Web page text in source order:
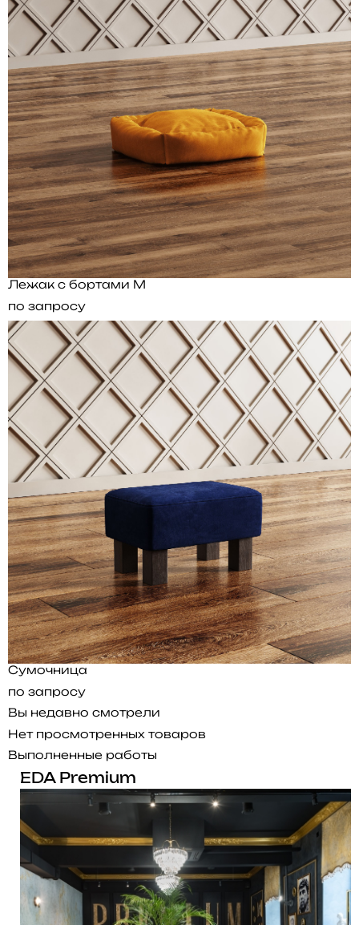
Лежак с бортами M
по запросу
Сумочница
по запросу
Вы недавно смотрели
Нет просмотренных товаров
Выполненные работы
EDA Premium